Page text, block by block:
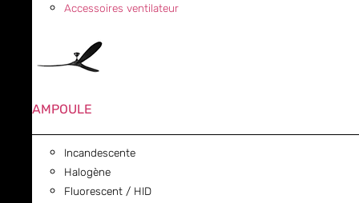
Accessoires ventilateur
AMPOULE
Incandescente
Halogène
Fluorescent / HID